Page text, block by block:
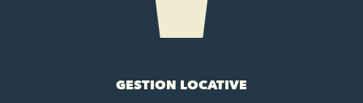
GESTION LOCATIVE